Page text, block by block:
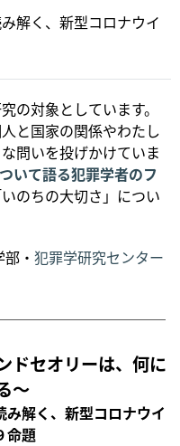
解く、新型コロナウイ
の対象としています。
と国家の関係やわたし
問いを投げかけていま
いて語る犯罪学者のフ
のちの大切さ」につい
・ 犯罪学研究センター
ドセオリーは、何に
〜
み解く、新型コロナウイ
命題